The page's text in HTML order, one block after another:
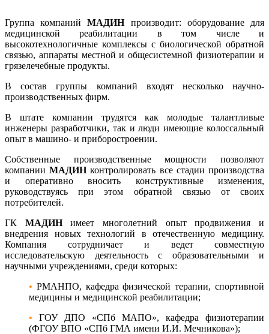
Группа компанийМАДИНпроизводит: оборудование для
медицинской реабилитации в том числе и
высокотехнологичные комплексы с биологической обратной
связью, аппараты местной и общесистемной физиотерапии и
грязелечебные продукты.
В состав группы компаний входят несколько научно-
производственных фирм.
В штате компании трудятся как молодые талантливые
инженеры разработчики, так и люди имеющие колоссальный
опыт в машино- и приборостроении.
Собственные производственные мощности позволяют
компанииМАДИНконтролировать все стадии производства
и оперативно вносить конструктивные изменения,
руководствуясь при этом обратной связью от своих
потребителей.
ГК МАДИНимеет многолетний опыт продвижения и
внедрения новых технологий в отечественную медицину.
Компания сотрудничает и ведет совместную
исследовательскую деятельность с образовательными и
научными учреждениями, среди которых:
• РМАНПО, кафедра физической терапии, спортивной
медицины и медицинской реабилитации;
• ГОУ ДПО «СПб МАПО», кафедра физиотерапии
(ФГОУ ВПО «СПб ГМА имени И.И. Мечникова»);